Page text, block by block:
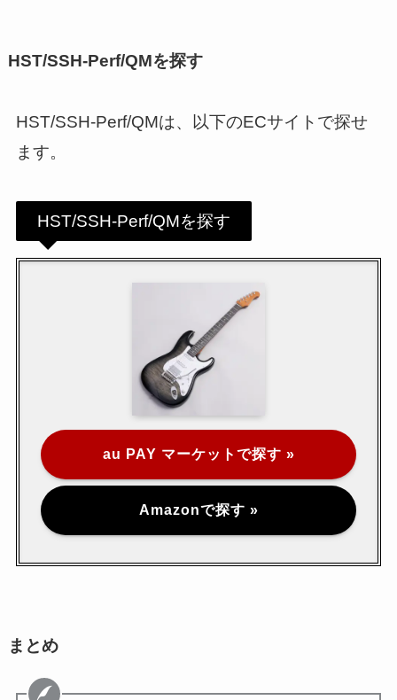
HST/SSH-Perf/QMを探す
HST/SSH-Perf/QMは、以下のECサイトで探せ
ます。
HST/SSH-Perf/QMを探す
au PAY マーケットで探す »
Amazonで探す »
まとめ